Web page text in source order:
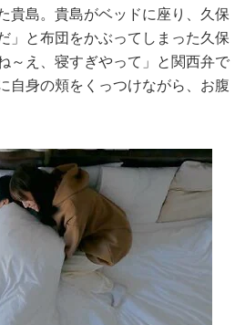
貴島。貴島がベッドに座り、久保
」と布団をかぶってしまった久保
～え、寝すぎやって」と関西弁で
自身の頬をくっつけながら、お腹